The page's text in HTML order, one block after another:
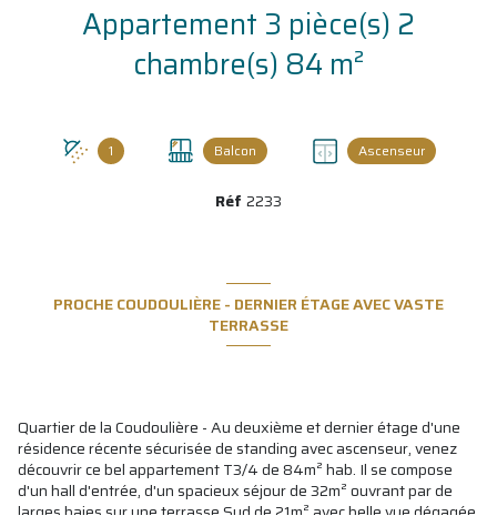
Appartement 3 pièce(s) 2
chambre(s) 84 m²
1 Balcon Ascenseur
Réf 2233
PROCHE COUDOULIÈRE - DERNIER ÉTAGE AVEC VASTE
TERRASSE
Quartier de la Coudoulière - Au deuxième et dernier étage d'une
résidence récente sécurisée de standing avec ascenseur, venez
découvrir ce bel appartement T3/4 de 84m² hab. Il se compose
d'un hall d'entrée, d'un spacieux séjour de 32m² ouvrant par de
larges baies sur une terrasse Sud de 21m² avec belle vue dégagée,